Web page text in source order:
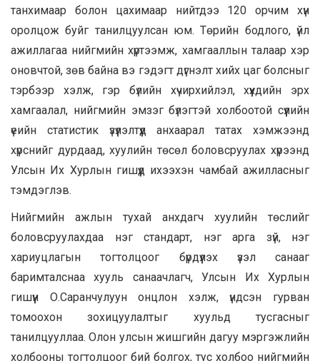
танхимаар болон цахимаар нийтдээ 120 орчим хүн
оролцож буйг танилцуулсан юм. Төрийн бодлого, үйл
ажиллагаа нийгмийн хүртээмж, хамгааллын талаар хэр
оновчтой, зөв байна вэ гэдэгт дүгнэлт хийх цаг болсныг
тэрбээр хэлж, гэр бүлийн хүчирхийлэл, хүүхдийн эрх
хамгаалал, нийгмийн эмзэг бүлэгтэй холбоотой сүүлийн
үеийн статистик үзүүлэлтүүд анхаарал татах хэмжээнд
хүрснийг дурдаад, хуулийн төсөл боловсруулах хүрээнд
Улсын Их Хурлын гишүүд ихээхэн чамбай ажилласныг
тэмдэглэв.
Нийгмийн ажлын тухай анхдагч хуулийн төслийг
боловсруулахдаа нэг стандарт, нэг арга зүй, нэг
хариуцлагын тогтолцоог бүрдүүлэх үзэл санааг
баримталснаа хууль санаачлагч, Улсын Их Хурлын
гишүүн О.Саранчулуун онцлон хэлж, үндсэн гурван
томоохон зохицуулалтыг хуульд тусгасныг
танилцууллаа. Олон улсын жишгийн дагуу мэргэжлийн
холбооны тогтолцоог бий болгох, тус холбоо нийгмийн